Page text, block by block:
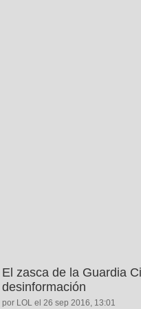
El zasca de la Guardia
desinformación
por LOL el 26 sep 2016, 13:01